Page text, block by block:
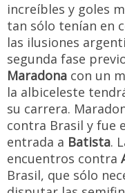
increíbles y goles
tan sólo tenían en
las ilusiones
segunda fase
Maradona con un
la albiceleste
su carrera.
contra Brasil y fue
entrada a Batista.
encuentros contra
Brasil, que sólo